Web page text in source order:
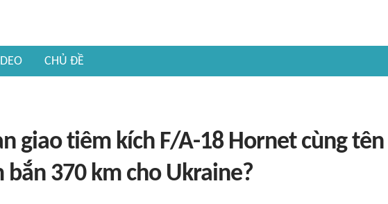
CHỦ ĐỀ
giao tiêm kích F/A-18 Hornet cùng tên
370 km cho Ukraine?